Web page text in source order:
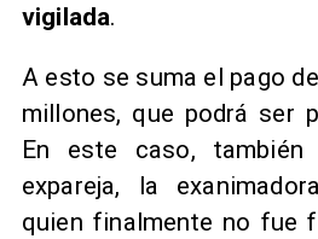
vigilada.
A esto se suma el pago
millones, que podrá ser
En este caso,
expareja, la
quien finalmente no fue